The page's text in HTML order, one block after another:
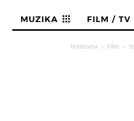
MUZIKA FILM / TV
Naslovna Film